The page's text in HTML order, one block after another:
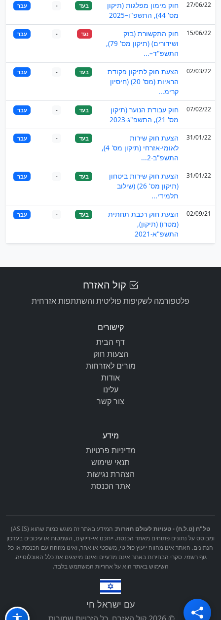
27/06/22
חוק מימון מפלגות (תיקון
מס' 44), התשפ"ו–2025
בעד - עבר
15/06/22
חוק התקשורת (בזק
ושידורים) (תיקון מס' 79),
התשפ"ד–...
נגד - עבר
02/03/22
הצעת חוק לתיקון פקודת
הראיות (מס' 20) (חיסיון
קרימ...
בעד - עבר
07/02/22
חוק עבודת הנוער (תיקון
מס' 21), התשפ"ג-2023
בעד - עבר
31/01/22
הצעת חוק שירות
לאומי-אזרחי (תיקון מס' 4),
התשפ"ב-2...
בעד - עבר
31/01/22
הצעת חוק שירות ביטחון
(תיקון מס' 26) (שילוב
תלמידי...
בעד - עבר
02/09/21
הצעת חוק רכבת תחתית
(מטרו) (תיקון),
התשפ"א-2021
בעד - עבר
קול האזרח
פלטפורמה לשקיפות פוליטית והשתתפות אזרחית
קישורים
דף הבית
הצעות חוק
מורים לאזרחות
אודות
עלינו
צור קשר
מידע
מדיניות פרטיות
תנאי שימוש
הצהרת נגישות
אתר הכנסת
טל"ח (ט.ל.ח) - טעויות לעולם חוזרות:
המידע באתר זה מוגש כמות שהוא (AS IS)
ומבוסס על נתונים פתוחים מאתר הכנסת. ייתכנו אי-דיוקים, השמטות או עיכובים בעדכון
הנתונים. האתר אינו מהווה ייעוץ פוליטי, משפטי או אחר, ואינו מזוהה עם הכנסת או כל
גוף רשמי. סקרי הבחירות באתר אינם מדעיים ואינם מייצגים את כלל האוכלוסייה.
השימוש באתר הוא על אחריות המשתמש בלבד.
עם ישראל חי